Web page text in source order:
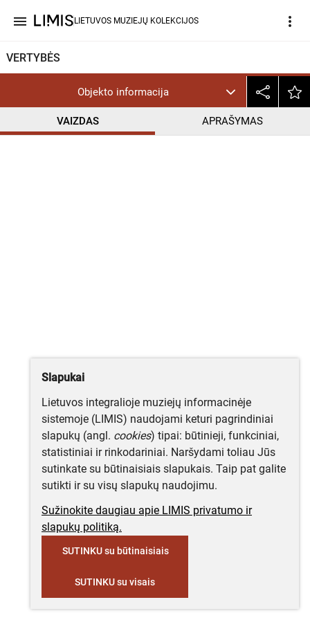
menu LIETUVOS MUZIEJŲ KOLEKCIJOS more_vert
VERTYBĖS
Objekto informacija
VAIZDAS APRAŠYMAS
Slapukai
Lietuvos integralioje muziejų informacinėje
sistemoje (LIMIS) naudojami keturi pagrindiniai
slapukų (angl. cookies) tipai: būtinieji, funkciniai,
statistiniai ir rinkodariniai. Naršydami toliau Jūs
sutinkate su būtinaisiais slapukais. Taip pat galite
sutikti ir su visų slapukų naudojimu.
Sužinokite daugiau apie LIMIS privatumo ir
slapukų politiką.
SUTINKU su būtinaisiais
SUTINKU su visais